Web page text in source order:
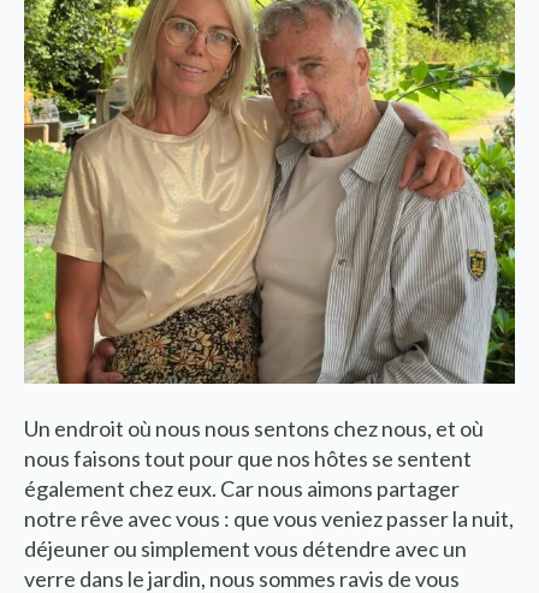
Un endroit où nous nous sentons chez nous, et où
nous faisons tout pour que nos hôtes se sentent
également chez eux. Car nous aimons partager
notre rêve avec vous : que vous veniez passer la nuit,
déjeuner ou simplement vous détendre avec un
verre dans le jardin, nous sommes ravis de vous